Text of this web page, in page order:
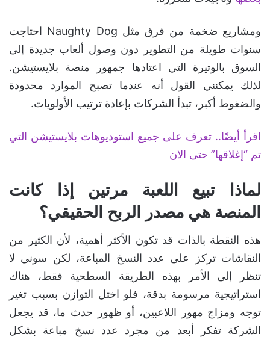
ومشاريع ضخمة من فرق مثل Naughty Dog احتاجت
سنوات طويلة من التطوير دون وصول ألعاب جديدة إلى
السوق بالوتيرة التي اعتادها جمهور منصة بلايستيشن.
لذلك يمكنني القول أنه عندما تصبح الموارد محدودة
والضغوط أكبر، تبدأ الشركات بإعادة ترتيب الأولويات.
اقرأ أيضًا.. تعرف على جميع استوديوهات بلايستيشن التي
تم “إغلاقها” حتى الان
لماذا تبيع اللعبة مرتين إذا كانت
المنصة هي مصدر الربح الحقيقي؟
هذه النقطة بالذات قد تكون الأكثر أهمية، لأن الكثير من
النقاشات تركز على عدد النسخ المباعة، لكن سوني لا
تنظر إلى الأمر بهذه الطريقة السطحية فقط، هناك
استراتيجية مرسومة بدقة، فلو اختل التوازن بسبب تغير
توجه ومزاج مهور اللاعبين، أو ظهور حدث ما، قد يجعل
الشركة تفكر أبعد من مجرد عدد نسخ مباعة بشكل